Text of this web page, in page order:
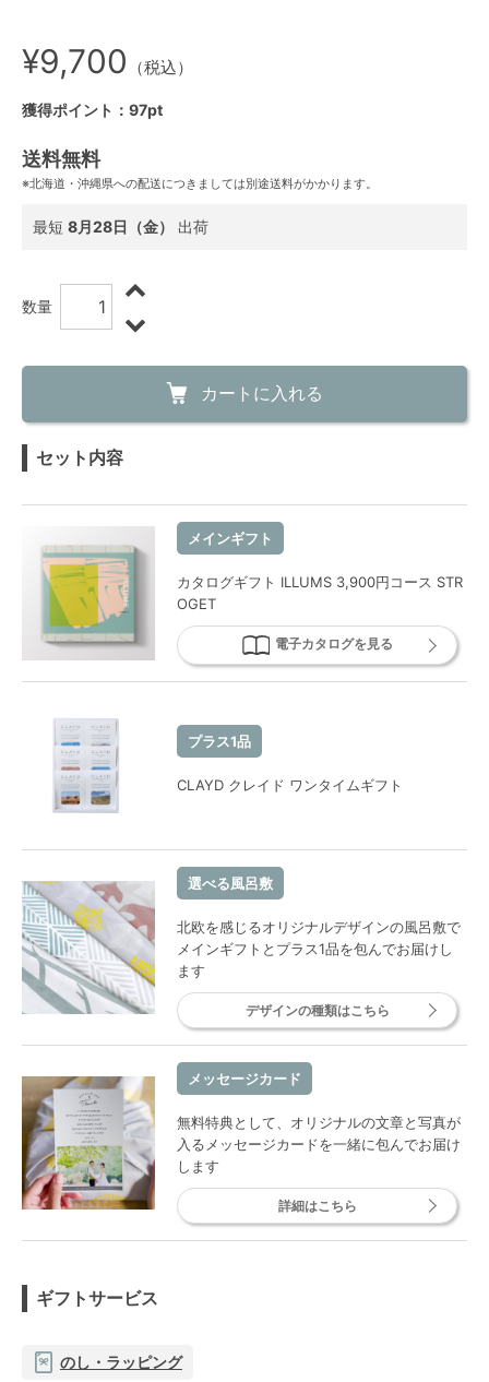
¥9,700 （税込）
獲得ポイント：97pt
送料無料
※北海道・沖縄県への配送につきましては別途送料がかかります。
最短 8月28日（金） 出荷
数量
カートに入れる
セット内容
メインギフト
カタログギフト ILLUMS 3,900円コース STR
OGET
電子カタログを見る
プラス1品
CLAYD クレイド ワンタイムギフト
選べる風呂敷
北欧を感じるオリジナルデザインの風呂敷で
メインギフトとプラス1品を包んでお届けし
ます
デザインの種類はこちら
メッセージカード
無料特典として、オリジナルの文章と写真が
入るメッセージカードを一緒に包んでお届け
します
詳細はこちら
ギフトサービス
のし・ラッピング